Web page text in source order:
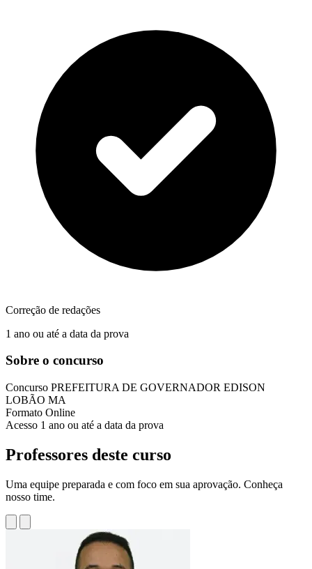
Correção de redações
1 ano ou até a data da prova
Sobre o concurso
Concurso PREFEITURA DE GOVERNADOR EDISON
LOBÃO MA
Formato Online
Acesso 1 ano ou até a data da prova
Professores deste curso
Uma equipe preparada e com foco em sua aprovação. Conheça
nosso time.